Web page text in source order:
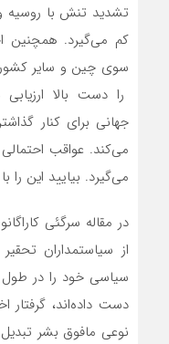
تشدید تنش با روسیه
کم‌ می‌گیرد. همچنین
سوی چین و سایر
را دست بالا
جهانی برای کنار
می‌کند. عواقب احتمالی
می‌گیرد. بیایید این را
در مقاله سرگئی
از سیاستمداران
سیاسی خود را در طول
دست داده‌اند، گرفتار
نوعی مافوق بشر